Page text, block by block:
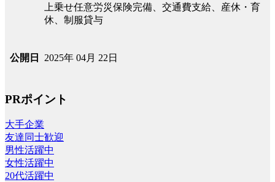
上乗せ任意労災保険完備、交通費支給、産休・育
休、制服貸与
公開日 2025年 04月 22日
PRポイント
大手企業
友達同士歓迎
男性活躍中
女性活躍中
20代活躍中